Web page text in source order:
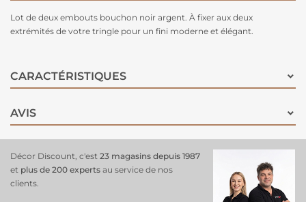
Lot de deux embouts bouchon noir argent. À fixer aux deux
extrémités de votre tringle pour un fini moderne et élégant.
CARACTÉRISTIQUES
AVIS
Décor Discount, c'est 23 magasins depuis 1987
et plus de 200 experts au service de nos
clients.